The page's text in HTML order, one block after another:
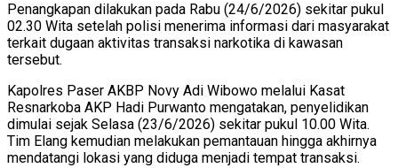
Penangkapan dilakukan pada Rabu (24/6/2026) sekitar pukul
02.30 Wita setelah polisi menerima informasi dari masyarakat
terkait dugaan aktivitas transaksi narkotika di kawasan
tersebut.
Kapolres Paser AKBP Novy Adi Wibowo melalui Kasat
Resnarkoba AKP Hadi Purwanto mengatakan, penyelidikan
dimulai sejak Selasa (23/6/2026) sekitar pukul 10.00 Wita.
Tim Elang kemudian melakukan pemantauan hingga akhirnya
mendatangi lokasi yang diduga menjadi tempat transaksi.